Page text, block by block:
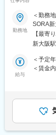
となっ
■同社に
東証プ
す。安
工場、
してい
◎現場へ
【職務内
★お住ま
マンシ
す。・
ご本人
※本社
勤務地
＜勤務
SORA
阪駅受
【最寄り
新大阪
給与
＜予定
＜賃金
給与補
績)）■
間超過
り、選